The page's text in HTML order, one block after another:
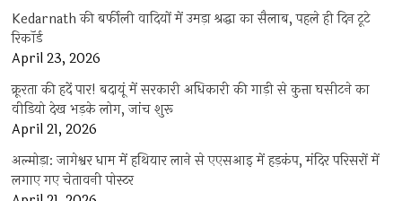
Kedarnath की बर्फीली वादियों में उमड़ा श्रद्धा का सैलाब, पहले ही दिन टूटे
रिकॉर्ड
April 23, 2026
क्रूरता की हदें पार! बदायूं में सरकारी अधिकारी की गाड़ी से कुत्ता घसीटने का
वीडियो देख भड़के लोग, जांच शुरू
April 21, 2026
अल्मोड़ा: जागेश्वर धाम में हथियार लाने से एएसआइ में हड़कंप, मंदिर परिसरों में
लगाए गए चेतावनी पोस्टर